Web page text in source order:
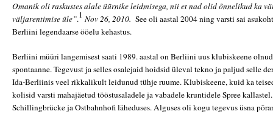
Omanik oli raskustes alale üürnike leidmisega, nii et nad olid õnnelikud ka
väljarentimise üle”.1 Nov 26, 2010. See oli aastal 2004 ning varsti sai
Berliini legendaarse ööelu kehastus.
Berliini müüri langemisest saati 1989. aastal on Berliini uus klubiskeene
spontaanne. Tegevust ja selles osalejaid hoidsid üleval tekno ja paljud selle
Ida-Berliinis veel rikkalikult leidunud tühje ruume. Klubiskeene, kuid ka
kolisid varsti mahajäetud tööstusaladele ja vabadele kruntidele Spree
Schillingbrücke ja Ostbahnhofi läheduses. Alguses oli kogu tegevus üsna